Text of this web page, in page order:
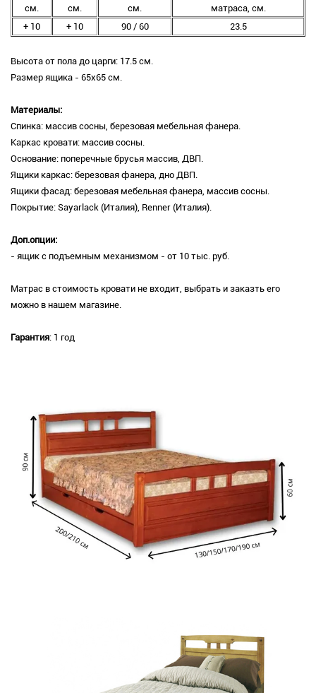
см. см. см.
матраса, см.
+ 10
+ 10 90 / 60 23.5
Высота от пола до царги: 17.5 см.
Размер ящика - 65х65 см.
Материалы:
Спинка: массив сосны, березовая мебельная фанера.
Каркас кровати: массив сосны.
Основание: поперечные брусья массив, ДВП.
Ящики каркас: березовая фанера, дно ДВП.
Ящики фасад: березовая мебельная фанера, массив сосны.
Покрытие: Sayarlack (Италия), Renner (Италия).
Доп.опции:
- ящик с подъемным механизмом - от 10 тыс. руб.
Матрас в стоимость кровати не входит, выбрать и заказть его
можно в нашем магазине.
Гарантия: 1 год